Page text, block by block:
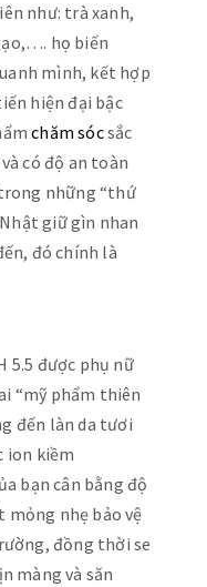
như: trà xanh,
họ biến
mình, kết hợp
hiện đại bậc
chăm sócsắc
có độ an toàn
những “thứ
giữ gìn nhan
đó chính là
5.5 được phụ nữ
“mỹ phẩm thiên
đến làn da tươi
ion kiềm
bạn cân bằng độ
nhẹ bảo vệ
đồng thời se
màng và săn